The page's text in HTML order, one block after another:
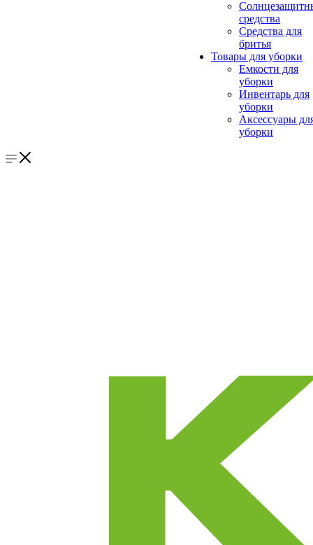
средства
Средства для
бритья
Товары для уборки
Емкости для
уборки
Инвентарь для
уборки
Аксессуары
уборки